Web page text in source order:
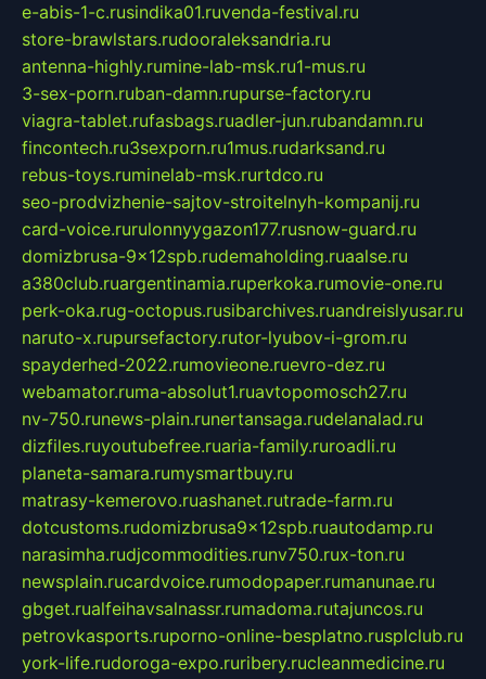
e-abis-1-c.rusindika01.ruvenda-festival.ru
store-brawlstars.rudooraleksandria.ru
antenna-highly.rumine-lab-msk.ru1-mus.ru
3-sex-porn.ruban-damn.rupurse-factory.ru
viagra-tablet.rufasbags.ruadler-jun.rubandamn.ru
fincontech.ru3sexporn.ru1mus.rudarksand.ru
rebus-toys.ruminelab-msk.rurtdco.ru
seo-prodvizhenie-sajtov-stroitelnyh-kompanij.ru
card-voice.rurulonnyygazon177.rusnow-guard.ru
domizbrusa-9x12spb.rudemaholding.ruaalse.ru
a380club.ruargentinamia.ruperkoka.rumovie-one.ru
perk-oka.rug-octopus.rusibarchives.ruandreislyusar.ru
naruto-x.rupursefactory.rutor-lyubov-i-grom.ru
spayderhed-2022.rumovieone.ruevro-dez.ru
webamator.ruma-absolut1.ruavtopomosch27.ru
nv-750.runews-plain.runertansaga.rudelanalad.ru
dizfiles.ruyoutubefree.ruaria-family.ruroadli.ru
planeta-samara.rumysmartbuy.ru
matrasy-kemerovo.ruashanet.rutrade-farm.ru
dotcustoms.rudomizbrusa9x12spb.ruautodamp.ru
narasimha.rudjcommodities.runv750.rux-ton.ru
newsplain.rucardvoice.rumodopaper.rumanunae.ru
gbget.rualfeihavsalnassr.rumadoma.rutajuncos.ru
petrovkasports.ruporno-online-besplatno.rusplclub.ru
york-life.rudoroga-expo.ruribery.rucleanmedicine.ru